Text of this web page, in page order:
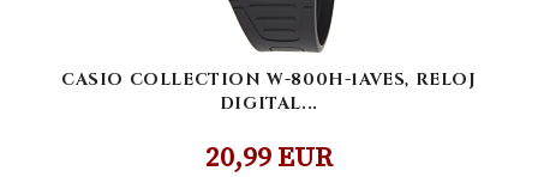
CASIO COLLECTION W-800H-1AVES, RELOJ
DIGITAL...
20,99 EUR